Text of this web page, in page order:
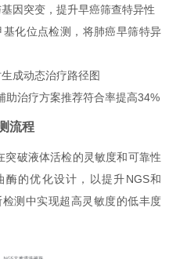
因突变，提升早癌筛查特异性
化位点检测，将肺癌早筛特异
成动态治疗路径图
助治疗方案推荐符合率提高34%
流程
破液体活检的灵敏度和可靠性
的优化设计，以提升NGS和
测中实现超高灵敏度的低丰度